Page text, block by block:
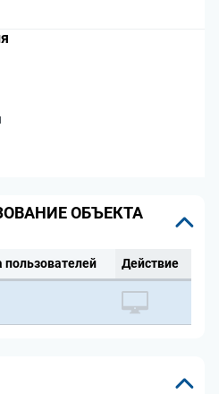
ОБЪЕКТА
пользователей Действие